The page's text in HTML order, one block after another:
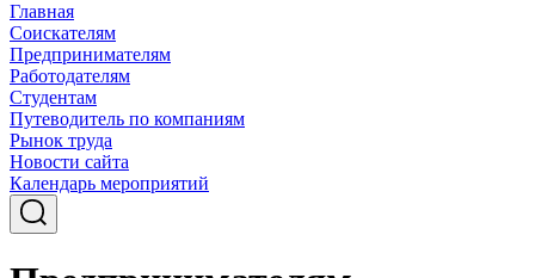
Главная
Соискателям
Предпринимателям
Работодателям
Студентам
Путеводитель по компаниям
Рынок труда
Новости сайта
Календарь мероприятий